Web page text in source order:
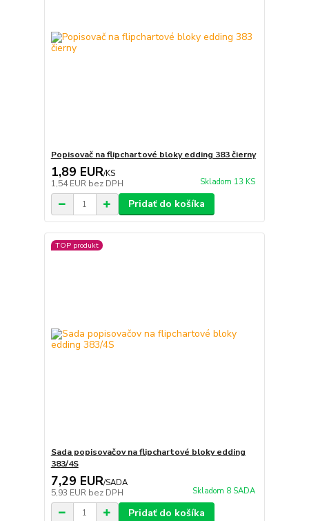
Popisovač na flipchartové bloky edding 383 čierny
1,89 EUR/KS
1,54 EUR bez DPH Skladom 13 KS
Pridať do košíka
TOP produkt
Sada popisovačov na flipchartové bloky edding
383/4S
7,29 EUR/SADA
5,93 EUR bez DPH Skladom 8 SADA
Pridať do košíka